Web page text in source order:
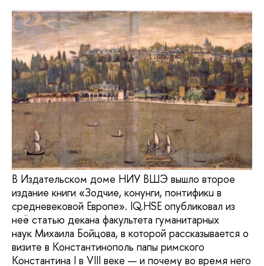
В Издательском доме НИУ ВШЭ вышло второе
издание книги «Зодчие, конунги, понтификu в
сpедневековой Евpопe». IQ.HSE опубликовал из
неё статью декана факультета гуманитарных
наук Михаила Бойцова, в которой рассказывается о
визите в Константинополь папы римского
Константина I в VIII веке — и почему во время него